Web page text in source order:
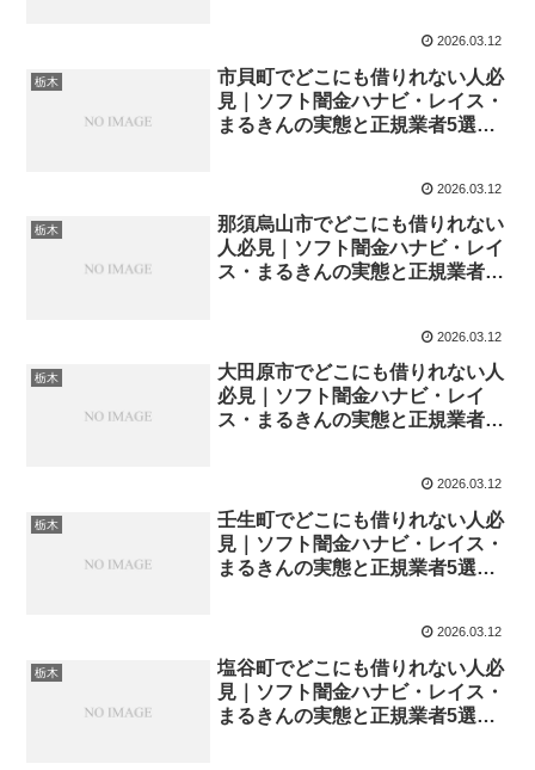
2026.03.12
栃木
市貝町でどこにも借りれない人必
見｜ソフト闇金ハナビ・レイス・
まるきんの実態と正規業者5選
2026.03.12
栃木
那須烏山市でどこにも借りれない
人必見｜ソフト闇金ハナビ・レイ
ス・まるきんの実態と正規業者5
2026.03.12
栃木
大田原市でどこにも借りれない人
必見｜ソフト闇金ハナビ・レイ
ス・まるきんの実態と正規業者5
2026.03.12
栃木
壬生町でどこにも借りれない人必
見｜ソフト闇金ハナビ・レイス・
まるきんの実態と正規業者5選
2026.03.12
栃木
塩谷町でどこにも借りれない人必
見｜ソフト闇金ハナビ・レイス・
まるきんの実態と正規業者5選